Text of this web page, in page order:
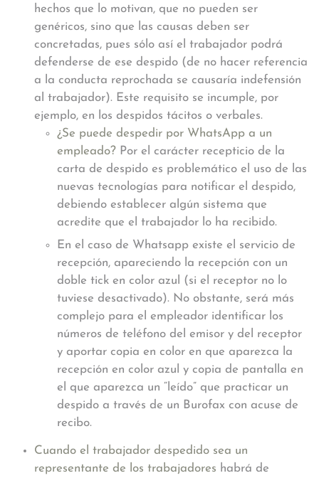
hechos que lo motivan, que no pueden ser
genéricos, sino que las causas deben ser
concretadas, pues sólo así el trabajador podrá
defenderse de ese despido (de no hacer referencia
a la conducta reprochada se causaría indefensión
al trabajador). Este requisito se incumple, por
ejemplo, en los despidos tácitos o verbales.
¿Se puede despedir por WhatsApp a un
empleado? Por el carácter recepticio de la
carta de despido es problemático el uso de las
nuevas tecnologías para notificar el despido,
debiendo establecer algún sistema que
acredite que el trabajador lo ha recibido.
En el caso de Whatsapp existe el servicio de
recepción, apareciendo la recepción con un
doble tick en color azul (si el receptor no lo
tuviese desactivado). No obstante, será más
complejo para el empleador identificar los
números de teléfono del emisor y del receptor
y aportar copia en color en que aparezca la
recepción en color azul y copia de pantalla en
el que aparezca un “leído” que practicar un
despido a través de un Burofax con acuse de
recibo.
Cuando el trabajador despedido sea un
representante de los trabajadores habrá de